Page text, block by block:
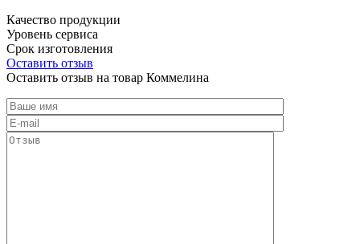
Качество продукции
Уровень сервиса
Срок изготовления
Оставить отзыв
Оставить отзыв на товар Коммелина